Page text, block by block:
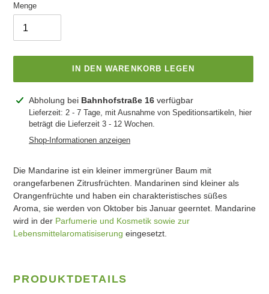
Menge
IN DEN WARENKORB LEGEN
Produkt
Warenkorb
Abholung bei Bahnhofstraße 16 verfügbar
Lieferzeit: 2 - 7 Tage, mit Ausnahme von Speditionsartikeln, hier
beträgt die Lieferzeit 3 - 12 Wochen.
Shop-Informationen anzeigen
Die Mandarine ist ein kleiner immergrüner Baum mit
orangefarbenen Zitrusfrüchten. Mandarinen sind kleiner als
Orangenfrüchte und haben ein charakteristisches süßes
Aroma, sie werden von Oktober bis Januar geerntet. Mandarine
wird in der Parfumerie und Kosmetik sowie zur
Lebensmittelaromatisiserung eingesetzt.
PRODUKTDETAILS